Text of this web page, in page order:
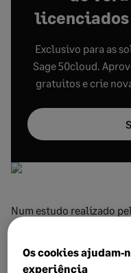
licenciados
Exclusivo para as
Sage 50cloud.
gratuitos e crie
Num estudo realizado
produtividade de 6% a
são interessantes, mas,
Os cookies
experiência